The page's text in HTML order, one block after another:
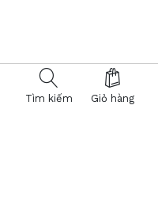
Tìm kiếm Giỏ hàng